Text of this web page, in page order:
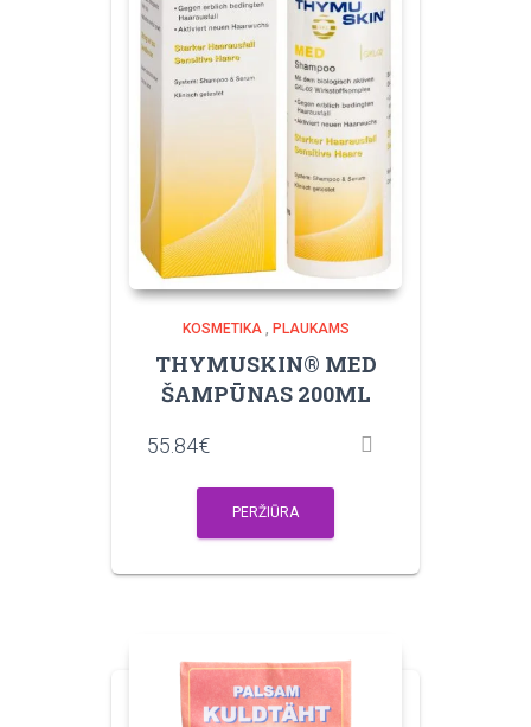
KOSMETIKA, PLAUKAMS
THYMUSKIN® MED
ŠAMPŪNAS 200ML
55.84€
PERŽIŪRA